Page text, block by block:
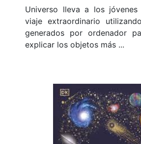
Universo lleva a los
viaje extraordinario
generados por ordenador
explicar los objetos más ...